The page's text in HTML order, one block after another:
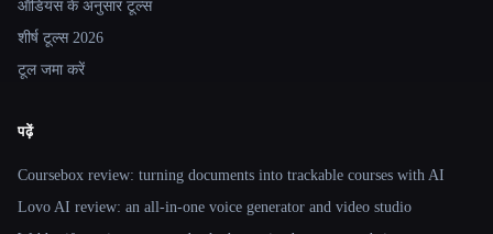
ऑडियंस के अनुसार टूल्स
शीर्ष टूल्स 2026
टूल जमा करें
पढ़ें
Coursebox review: turning documents into trackable courses with AI
Lovo AI review: an all-in-one voice generator and video studio